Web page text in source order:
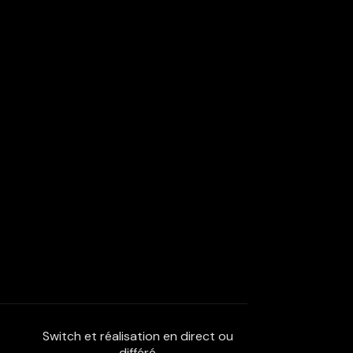
Switch et réalisation en direct ou